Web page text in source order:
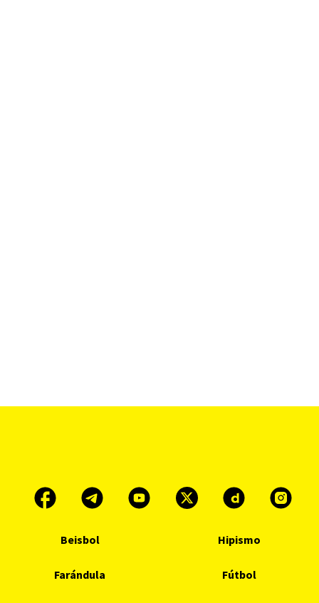
Beisbol Hipismo
Farándula Fútbol